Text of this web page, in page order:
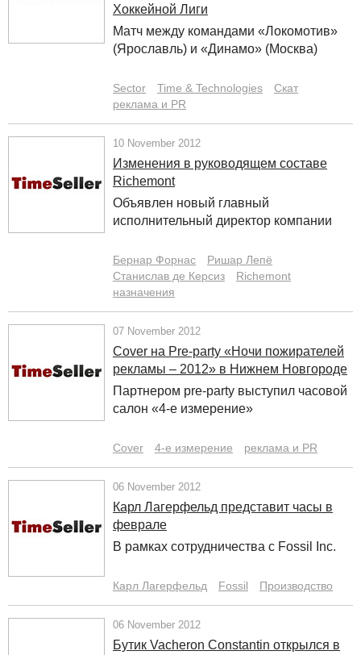
Хоккейной Лиги
Матч между командами «Локомотив»
(Ярославль) и «Динамо» (Москва)
Sector Time & Technologies
Скат
реклама и PR
10 November 2012
Изменения в руководящем составе
Richemont
Объявлен новый главный
исполнительный директор компании
Бернар Форнас
Ришар Лепё
Станислав де Керсиз
Richemont
назначения
07 November 2012
Cover на Pre-party «Ночи пожирателей
рекламы – 2012» в Нижнем Новгороде
Партнером pre-party выступил часовой
салон «4-е измерение»
Cover 4-е измерение реклама и PR
06 November 2012
Карл Лагерфельд представит часы в
феврале
В рамках сотрудничества с Fossil Inc.
Карл Лагерфельд Fossil Производство
06 November 2012
Бутик Vacheron Constantin открылся в